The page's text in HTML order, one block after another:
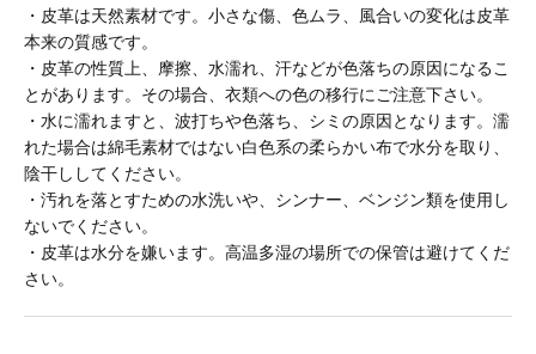
・皮革は天然素材です。小さな傷、色ムラ、風合いの変化は皮革
本来の質感です。
・皮革の性質上、摩擦、水濡れ、汗などが色落ちの原因になるこ
とがあります。その場合、衣類への色の移行にご注意下さい。
・水に濡れますと、波打ちや色落ち、シミの原因となります。濡
れた場合は綿毛素材ではない白色系の柔らかい布で水分を取り、
陰干ししてください。
・汚れを落とすための水洗いや、シンナー、ベンジン類を使用し
ないでください。
・皮革は水分を嫌います。高温多湿の場所での保管は避けてくだ
さい。
Carhartt
Champion
CHRISTOPHER BROWN
CHURCHILL GLOVE